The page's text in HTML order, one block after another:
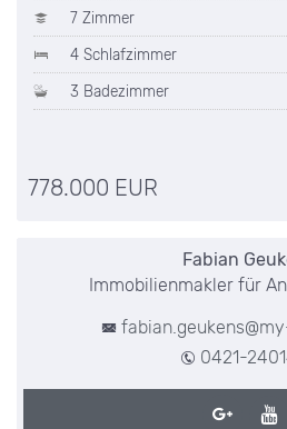
7 Zimmer
4 Schlafzimmer
3 Badezimmer
778.000 EUR
Fabian
Immobilienmakler für
0421-